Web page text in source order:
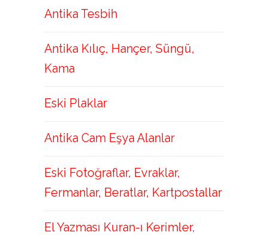
Antika Tesbih
Antika Kılıç, Hançer, Süngü,
Kama
Eski Plaklar
Antika Cam Eşya Alanlar
Eski Fotoğraflar, Evraklar,
Fermanlar, Beratlar, Kartpostallar
El Yazması Kuran-ı Kerimler,